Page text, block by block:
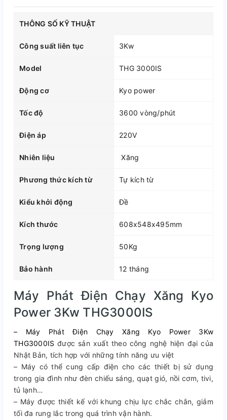
THÔNG SỐ KỸ THUẬT
Công suất liên tục 3Kw
Model THG 3000IS
Động cơ Kyo power
Tốc độ 3600 vòng/phút
Điện áp 220V
Nhiên liệu Xăng
Phương thức kích từ Tự kích từ
Kiểu khởi động Đề
Kích thước 608x548x495mm
Trọng lượng 50Kg
Bảo hành 12 tháng
Máy Phát Điện Chạy Xăng Kyo
Power 3Kw THG3000IS
– Máy Phát Điện Chạy Xăng Kyo Power 3Kw
THG3000IS được sản xuất theo công nghệ hiện đại của
Nhật Bản, tích hợp với những tính năng ưu việt
– Máy có thể cung cấp điện cho các thiết bị sử dụng
trong gia đình như đèn chiếu sáng, quạt gió, nồi cơm, tivi,
tủ lạnh…
– Máy được thiết kế với khung chịu lực chắc chắn, giảm
tối đa rung lắc trong quá trình vận hành.